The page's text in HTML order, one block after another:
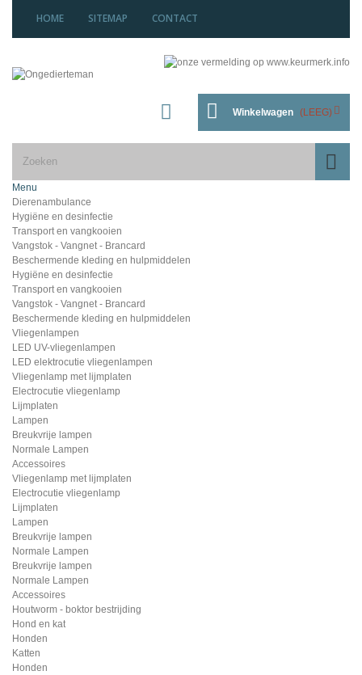
HOME SITEMAP CONTACT
Winkelwagen (LEEG)
Menu
Dierenambulance
Hygiëne en desinfectie
Transport en vangkooien
Vangstok - Vangnet - Brancard
Beschermende kleding en hulpmiddelen
Hygiëne en desinfectie
Transport en vangkooien
Vangstok - Vangnet - Brancard
Beschermende kleding en hulpmiddelen
Vliegenlampen
LED UV-vliegenlampen
LED elektrocutie vliegenlampen
Vliegenlamp met lijmplaten
Electrocutie vliegenlamp
Lijmplaten
Lampen
Breukvrije lampen
Normale Lampen
Accessoires
Vliegenlamp met lijmplaten
Electrocutie vliegenlamp
Lijmplaten
Lampen
Breukvrije lampen
Normale Lampen
Breukvrije lampen
Normale Lampen
Accessoires
Houtworm - boktor bestrijding
Hond en kat
Honden
Katten
Honden